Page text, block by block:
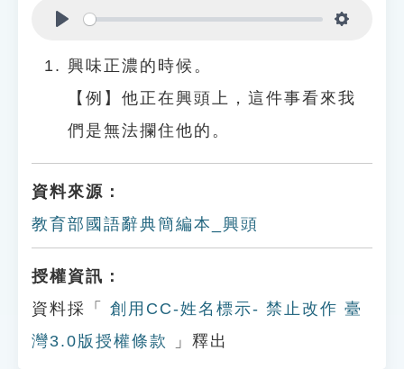
興味正濃的時候。
【例】他正在興頭上，這件事看來我
們是無法攔住他的。
資料來源：
教育部國語辭典簡編本_興頭
授權資訊：
資料採「
創用CC-姓名標示- 禁止改作 臺
灣3.0版授權條款
」釋出